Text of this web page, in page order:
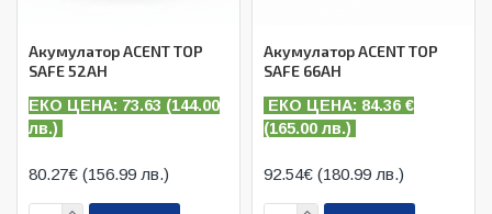
Акумулатор ACENT TOP
SAFE 52AH
ЕКО ЦЕНА: 73.63 (144.00
лв.)
80.27€ (156.99 лв.)
Акумулатор ACENT TOP
SAFE 66AH
ЕКО ЦЕНА: 84.36 €
(165.00 лв.)
92.54€ (180.99 лв.)